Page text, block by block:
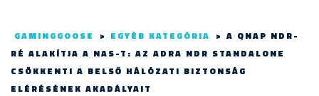
GAMINGGOOSE > EGYÉB KATEGÓRIA > A QNAP NDR-
RÉ ALAKÍTJA A NAS-T: AZ ADRA NDR STANDALONE
CSÖKKENTI A BELSŐ HÁLÓZATI BIZTONSÁG
ELÉRÉSÉNEK AKADÁLYAIT